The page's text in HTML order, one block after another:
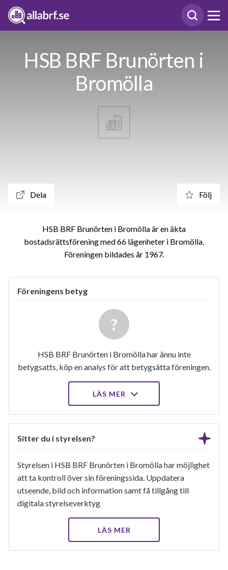
HSB BRF Brunörten i
Bromölla
Dela Följ
HSB BRF Brunörten i Bromölla är en äkta
bostadsrättsförening med 66 lägenheter i Bromölla.
Föreningen bildades år 1967
Föreningens betyg
HSB BRF Brunörten i Bromölla har ännu inte
betygsatts, köp en analys för att betygsätta föreningen.
LÄS MER
Sitter du i styrelsen?
Styrelsen i HSB BRF Brunörten i Bromölla har möjlighet
att ta kontroll över sin föreningssida. Uppdatera
utseende, bild och information samt få tillgång till
digitala styrelseverktyg
LÄS MER